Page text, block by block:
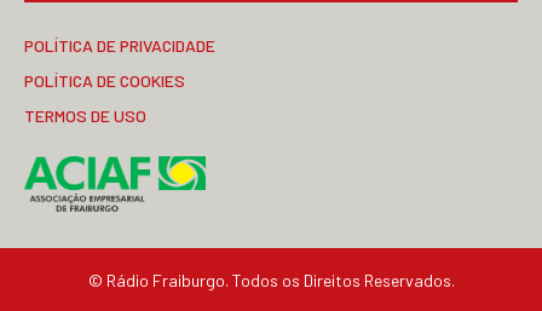
POLÍTICA DE PRIVACIDADE
POLÍTICA DE COOKIES
TERMOS DE USO
© Rádio Fraiburgo. Todos os Direitos Reservados.